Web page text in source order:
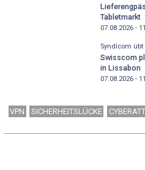
Tabletmarkt
07.08.2026 -
Syndicom übt
Swisscom
in Lissabon
07.08.2026 -
VPN SICHERHEITSLÜCKE